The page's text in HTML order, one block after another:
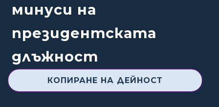
минуси на
президентската
длъжност
КОПИРАНЕ НА ДЕЙНОСТ